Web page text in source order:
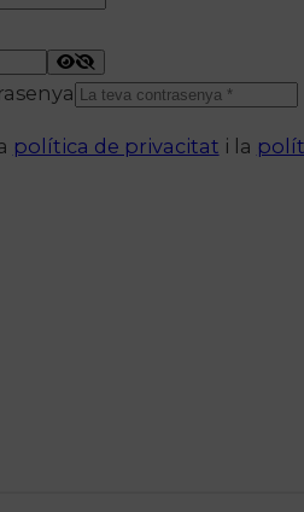
política de privacitat i la